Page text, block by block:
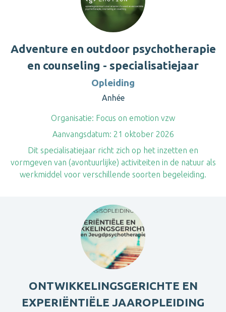
Adventure en outdoor psychotherapie
en counseling - specialisatiejaar
Opleiding
Anhée
Organisatie: Focus on emotion vzw
Aanvangsdatum: 21 oktober 2026
Dit specialisatiejaar richt zich op het inzetten en
vormgeven van (avontuurlijke) activiteiten in de natuur als
werkmiddel voor verschillende soorten begeleiding.
ONTWIKKELINGSGERICHTE EN
EXPERIËNTIËLE JAAROPLEIDING